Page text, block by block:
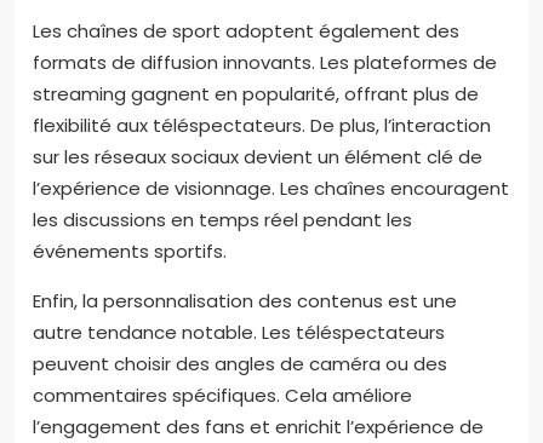
Les chaînes de sport adoptent également des
formats de diffusion innovants. Les plateformes de
streaming gagnent en popularité, offrant plus de
flexibilité aux téléspectateurs. De plus, l’interaction
sur les réseaux sociaux devient un élément clé de
l’expérience de visionnage. Les chaînes encouragent
les discussions en temps réel pendant les
événements sportifs.
Enfin, la personnalisation des contenus est une
autre tendance notable. Les téléspectateurs
peuvent choisir des angles de caméra ou des
commentaires spécifiques. Cela améliore
l’engagement des fans et enrichit l’expérience de